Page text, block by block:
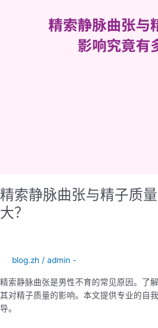
精索静脉曲张与精子质
大？
blog.zh / admin -
精索静脉曲张是男性不育的常见原因。了
其对精子质量的影响。本文提供专业的自
导。